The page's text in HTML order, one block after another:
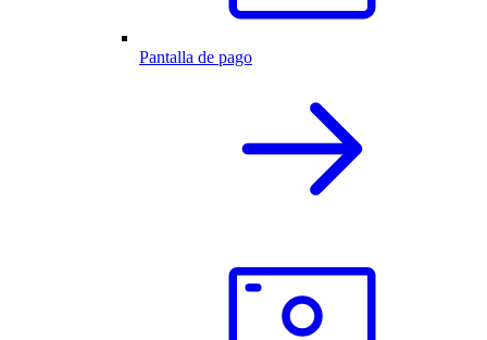
Pantalla de pago